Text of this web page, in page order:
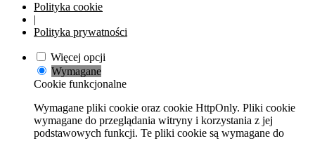
Polityka cookie
|
Polityka prywatności
Więcej opcji
Wymagane
Cookie funkcjonalne
Wymagane pliki cookie oraz cookie HttpOnly. Pliki cookie
wymagane do przeglądania witryny i korzystania z jej
podstawowych funkcji. Te pliki cookie są wymagane do